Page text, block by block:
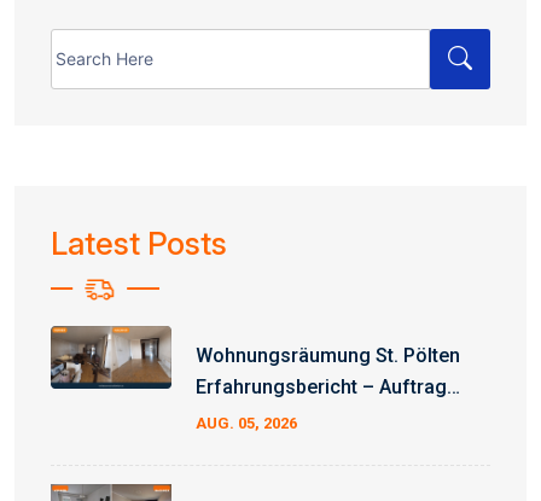
Latest Posts
Wohnungsräumung St. Pölten
Erfahrungsbericht – Auftrag
Erfolgreich Abgeschlossen
AUG. 05, 2026